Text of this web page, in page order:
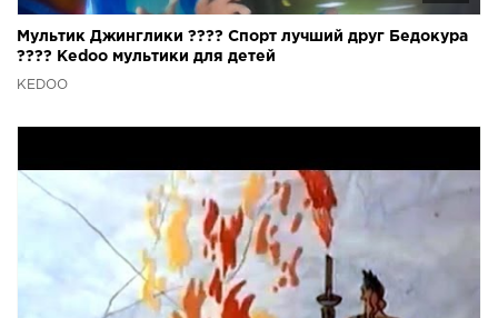
Мультик Джинглики ???? Спорт лучший друг Бедокура
???? Kedoo мультики для детей
KEDOO